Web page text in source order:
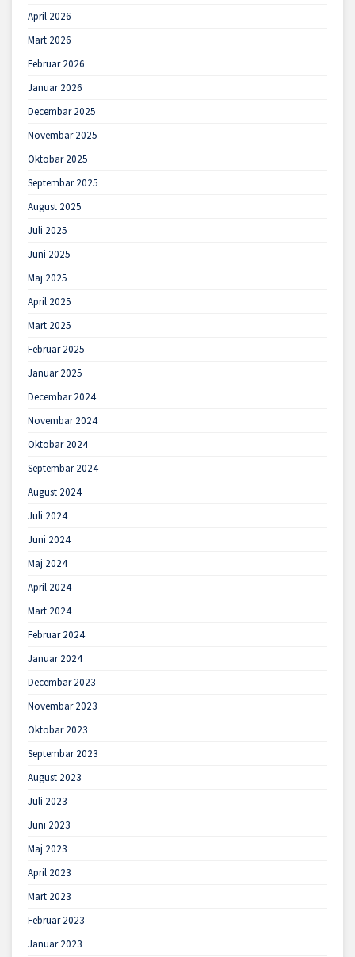
April 2026
Mart 2026
Februar 2026
Januar 2026
Decembar 2025
Novembar 2025
Oktobar 2025
Septembar 2025
August 2025
Juli 2025
Juni 2025
Maj 2025
April 2025
Mart 2025
Februar 2025
Januar 2025
Decembar 2024
Novembar 2024
Oktobar 2024
Septembar 2024
August 2024
Juli 2024
Juni 2024
Maj 2024
April 2024
Mart 2024
Februar 2024
Januar 2024
Decembar 2023
Novembar 2023
Oktobar 2023
Septembar 2023
August 2023
Juli 2023
Juni 2023
Maj 2023
April 2023
Mart 2023
Februar 2023
Januar 2023